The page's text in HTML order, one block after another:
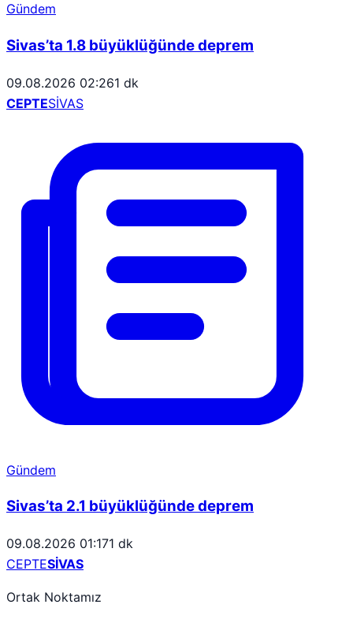
Gündem
Sivas’ta 1.8 büyüklüğünde deprem
09.08.2026 02:261 dk
CEPTESİVAS
Gündem
Sivas’ta 2.1 büyüklüğünde deprem
09.08.2026 01:171 dk
CEPTESİVAS
Ortak Noktamız